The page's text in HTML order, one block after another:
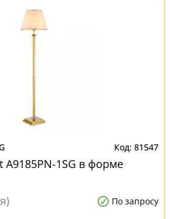
81547
1SG в форме
По запросу